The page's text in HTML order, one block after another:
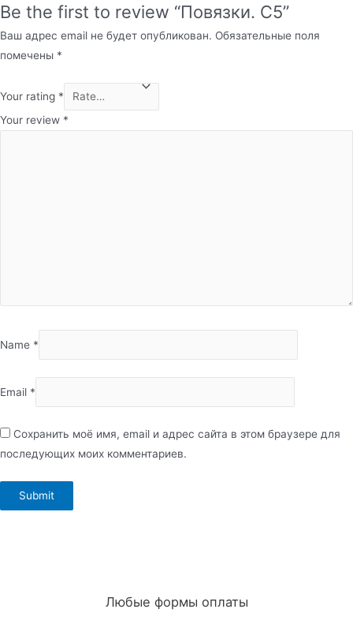
Be the first to review “Повязки. С5”
Ваш адрес email не будет опубликован. Обязательные поля
помечены *
Your rating *
Your review *
Name *
Email *
Сохранить моё имя, email и адрес сайта в этом браузере для
последующих моих комментариев.
Любые формы оплаты